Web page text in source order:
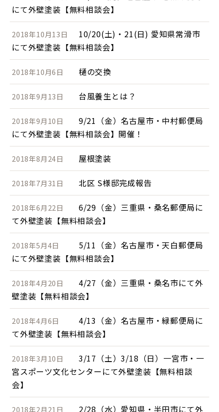
にて外壁塗装【無料相談会】
2018年10月13日
10/20(土)・21(日) 愛知県常滑市
にて外壁塗装【無料相談会】
2018年10月6日 樋の交換
2018年9月13日 台風養生とは？
2018年9月10日
9/21（金）名古屋市・中村郵便局
にて外壁塗装【無料相談会】開催！
2018年8月24日 屋根塗装
2018年7月31日 北区 S様邸完成報告
2018年6月22日
6/29（金）三重県・桑名郵便局に
て外壁塗装【無料相談会】
2018年5月4日
5/11（金）名古屋市・天白郵便局
にて外壁塗装【無料相談会】
2018年4月20日
4/27（金）三重県・桑名市にて外
壁塗装【無料相談会】
2018年4月6日
4/13（金）名古屋市・緑郵便局に
て外壁塗装【無料相談会】
2018年3月10日
3/17（土）3/18（日）一宮市・一
宮スポーツ文化センターにて外壁塗装【無料相談
会】
2018年2月21日 2/28（水）愛知県・半田市にて外